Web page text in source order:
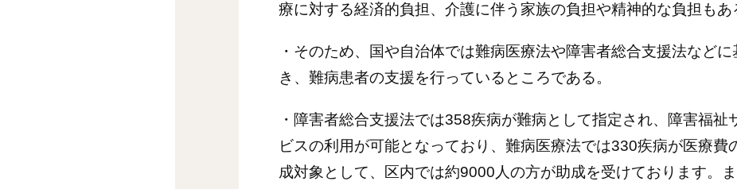
療に対する経済的負担、介護に伴う家族の負担や精神的な負担もあ
・そのため、国や自治体では難病医療法や障害者総合支援法などに
き、難病患者の支援を行っているところである。
・障害者総合支援法では358疾病が難病として指定され、障害福祉
ビスの利用が可能となっており、難病医療法では330疾病が医療費
成対象として、区内では約9000人の方が助成を受けております。ま